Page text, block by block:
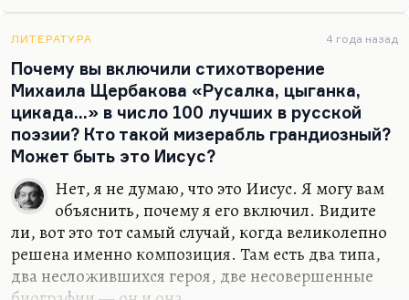
написать стихи на музыку. Очень немногие
русские авторы-исполнители пишут именно
песни. Вот Новелла Матвеева —…
ЛИТЕРАТУРА 4 года назад
Почему вы включили стихотворение
Михаила Щербакова «Русалка, цыганка,
цикада…» в число 100 лучших в русской
поэзии? Кто такой мизерабль грандиозный?
Может быть это Иисус?
Нет, я не думаю, что это Иисус. Я могу вам
объяснить, почему я его включил. Видите
ли, вот это тот самый случай, когда великолепно
решена именно композиция. Там есть два типа,
два несложившихся героя, две несовершенные